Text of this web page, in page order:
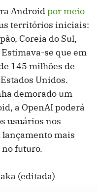
Androidpor meio
territórios iniciais:
Coreia do Sul,
se que em
145 milhões de
Unidos.
demorado um
a OpenAI poderá
usuários nos
mais
futuro.
(editada)